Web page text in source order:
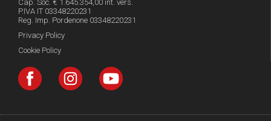
Cap. Soc. € 1.645.354,00 int. vers.
P.IVA IT 03348220231
Reg. Imp. Pordenone 03348220231
Privacy Policy
Cookie Policy